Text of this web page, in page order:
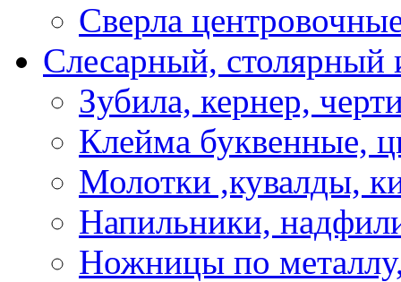
Сверла
Слесарный, столярный
Зубила, кернер,
Клейма буквенные,
Молотки ,кувалды,
Напильники,
Ножницы по